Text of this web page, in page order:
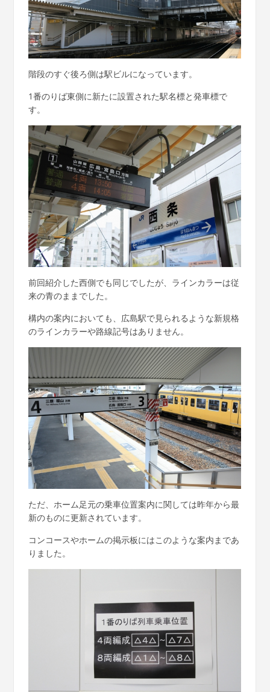
階段のすぐ後ろ側は駅ビルになっています。
1番のりば東側に新たに設置された駅名標と発車標で
す。
前回紹介した西側でも同じでしたが、ラインカラーは従
来の青のままでした。
構内の案内においても、広島駅で見られるような新規格
のラインカラーや路線記号はありません。
ただ、ホーム足元の乗車位置案内に関しては昨年から最
新のものに更新されています。
コンコースやホームの掲示板にはこのような案内まであ
りました。